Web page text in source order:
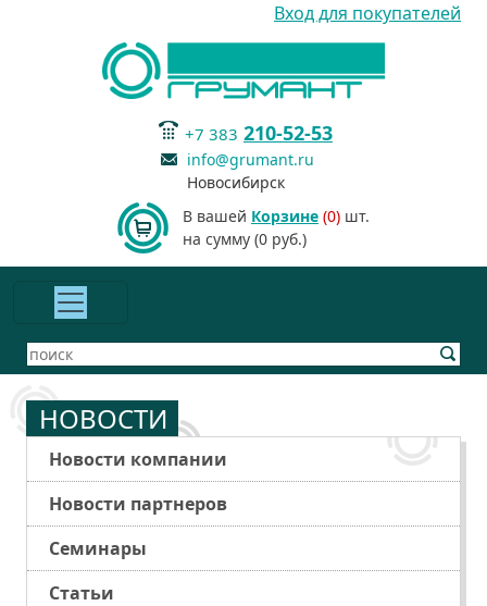
Вход для покупателей
+7 383 210-52-53
info@grumant.ru
Новосибирск
В вашей Корзине (0) шт.
на сумму (0 руб.)
НОВОСТИ
Новости компании
Новости партнеров
Семинары
Статьи